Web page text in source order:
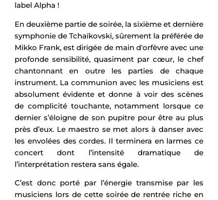
label Alpha !
En deuxième partie de soirée, la sixième et dernière
symphonie de Tchaïkovski, sûrement la préférée de
Mikko Frank, est dirigée de main d'orfèvre avec une
profonde sensibilité, quasiment par cœur, le chef
chantonnant en outre les parties de chaque
instrument. La communion avec les musiciens est
absolument évidente et donne à voir des scènes
de complicité touchante, notamment lorsque ce
dernier s’éloigne de son pupitre pour être au plus
près d’eux. Le maestro se met alors à danser avec
les envolées des cordes. Il terminera en larmes ce
concert dont l’intensité dramatique de
l’interprétation restera sans égale.
C’est donc porté par l’énergie transmise par les
musiciens lors de cette soirée de rentrée riche en